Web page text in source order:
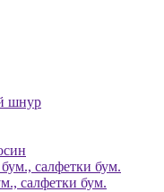
шнур
салфетки бум.